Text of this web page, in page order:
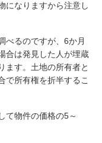
になりますから注意し
べるのですが、6か月
合は発見した人が埋蔵
ます。土地の所有者と
で所有権を折半するこ
て物件の価格の5～